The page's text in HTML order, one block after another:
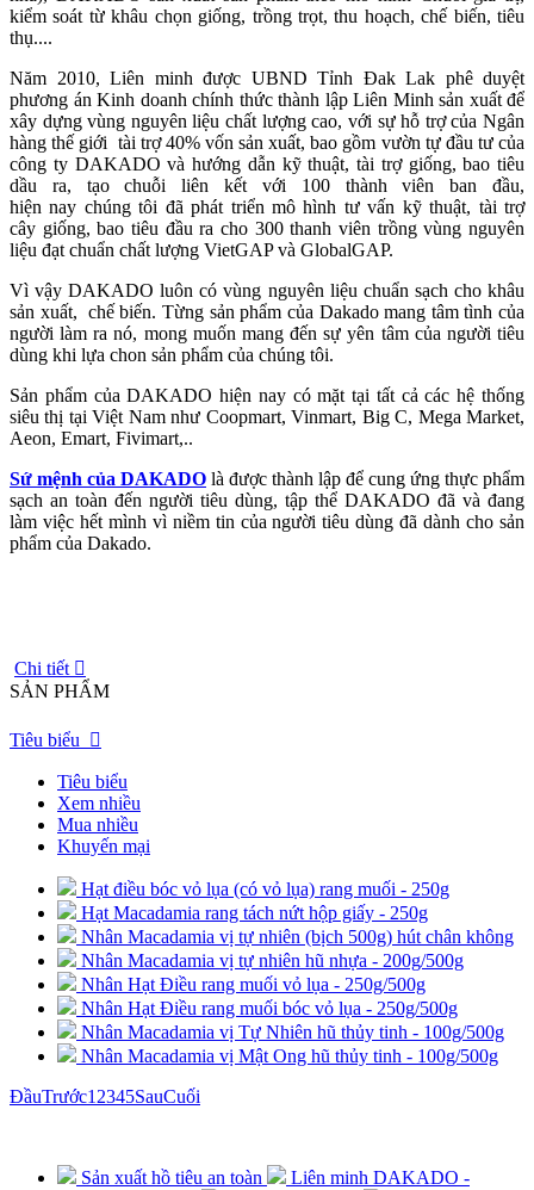
kiểm soát từ khâu chọn giống, trồng trọt, thu hoạch, chế biến, tiêu
thụ....
Năm 2010, Liên minh được UBND Tỉnh Đak Lak phê duyệt
phương án Kinh doanh chính thức thành lập Liên Minh sản xuất để
xây dựng vùng nguyên liệu chất lượng cao, với sự hỗ trợ của Ngân
hàng thế giới tài trợ 40% vốn sản xuất, bao gồm vườn tự đầu tư của
công ty DAKADO và hướng dẫn kỹ thuật, tài trợ giống, bao tiêu
dầu ra, tạo chuỗi liên kết với 100 thành viên ban đầu,
hiện nay chúng tôi đã phát triển mô hình tư vấn kỹ thuật, tài trợ
cây giống, bao tiêu đầu ra cho 300 thanh viên trồng vùng nguyên
liệu đạt chuẩn chất lượng VietGAP và GlobalGAP.
Vì vậy DAKADO luôn có vùng nguyên liệu chuẩn sạch cho khâu
sản xuất, chế biến. Từng sản phẩm của Dakado mang tâm tình của
người làm ra nó, mong muốn mang đến sự yên tâm của người tiêu
dùng khi lựa chon sản phẩm của chúng tôi.
Sản phẩm của DAKADO hiện nay có mặt tại tất cả các hệ thống
siêu thị tại Việt Nam như Coopmart, Vinmart, Big C, Mega Market,
Aeon, Emart, Fivimart,..
Sứ mệnh của DAKADO là được thành lập để cung ứng thực phẩm
sạch an toàn đến người tiêu dùng, tập thể DAKADO đã và đang
làm việc hết mình vì niềm tin của người tiêu dùng đã dành cho sản
phẩm của Dakado.
Chi tiết 
SẢN PHẨM
Tiêu biểu 
Tiêu biểu
Xem nhiều
Mua nhiều
Khuyến mại
Hạt điều bóc vỏ lụa (có vỏ lụa) rang muối - 250g
Hạt Macadamia rang tách nứt hộp giấy - 250g
Nhân Macadamia vị tự nhiên (bịch 500g) hút chân không
Nhân Macadamia vị tự nhiên hũ nhựa - 200g/500g
Nhân Hạt Điều rang muối vỏ lụa - 250g/500g
Nhân Hạt Điều rang muối bóc vỏ lụa - 250g/500g
Nhân Macadamia vị Tự Nhiên hũ thủy tinh - 100g/500g
Nhân Macadamia vị Mật Ong hũ thủy tinh - 100g/500g
ĐầuTrước1 2345SauCuối
Sản xuất hồ tiêu an toàn
Liên minh DAKADO -